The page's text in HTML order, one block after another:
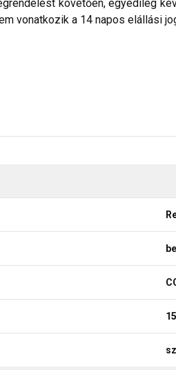
követően, egyedileg
vonatkozik a 14 napos elállási